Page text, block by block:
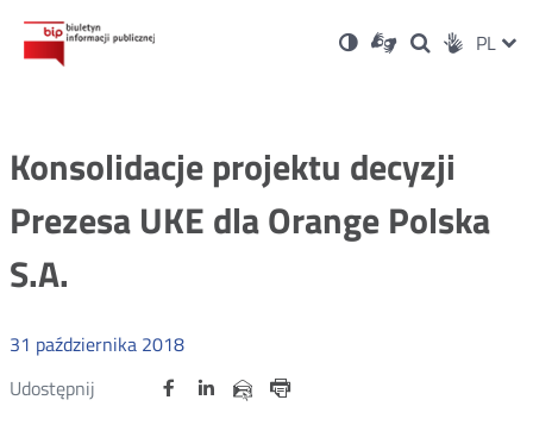
Ustawienia
Wersja
kontrastowa
Dla
niesłyszących
OtwórzOtwórz
w
Otwórz
w
Social PL
Konsolidacje projektu decyzji
Prezesa UKE dla Orange Polska
S.A.
31 października 2018
Udostępnij
Udostępnij
Otwórz Udostępnij
na
OtwórzUdostępnij
na
OtwórzUdostępnij
przez